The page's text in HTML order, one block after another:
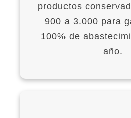
productos
900 a 3.000 para
100% de
año.